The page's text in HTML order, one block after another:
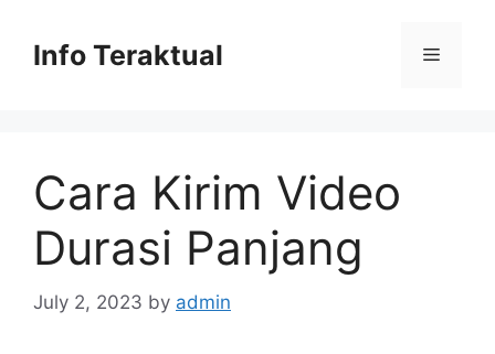
contentInfo Teraktual Menu
Cara Kirim Video
Durasi Panjang
July 2, 2023 by admin